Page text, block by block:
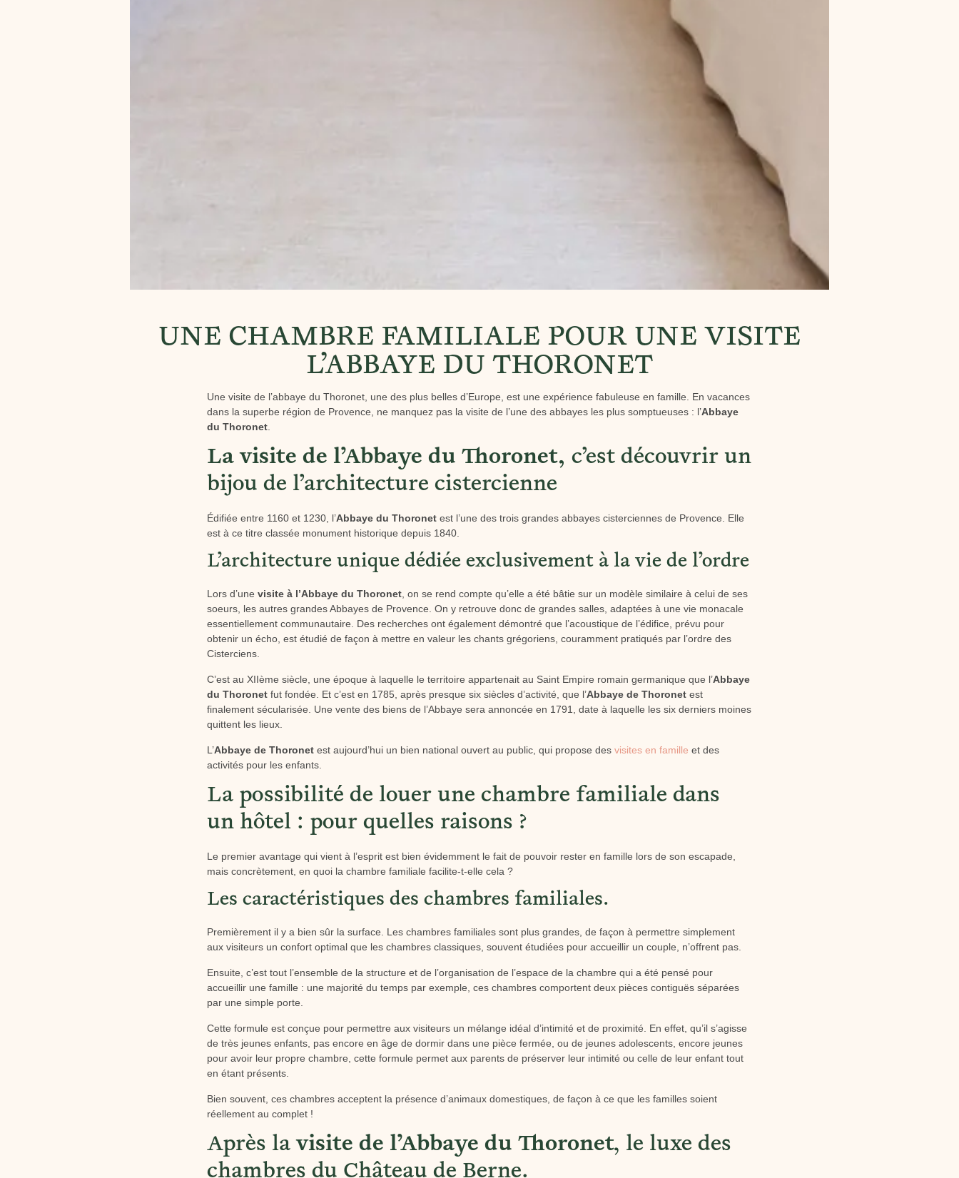
UNE CHAMBRE FAMILIALE POUR UNE VISITE
L’ABBAYE DU THORONET
Une visite de l’abbaye du Thoronet, une des plus belles d’Europe, est une expérience fabuleuse en famille. En vacances
dans la superbe région de Provence, ne manquez pas la visite de l’une des abbayes les plus somptueuses : l’Abbaye
du Thoronet
La visite de l’Abbaye du Thoronet, c’est découvrir un
bijou de l’architecture cistercienne
Édifiée entre 1160 et 1230, l’Abbaye du Thoronet est l’une des trois grandes abbayes cisterciennes de Provence. Elle
est à ce titre classée monument historique depuis 1840.
L’architecture unique dédiée exclusivement à la vie de l’ordre
Lors d’une visite à l’Abbaye du Thoronet , on se rend compte qu’elle a été bâtie sur un modèle similaire à celui de ses
soeurs, les autres grandes Abbayes de Provence. On y retrouve donc de grandes salles, adaptées à une vie monacale
essentiellement communautaire. Des recherches ont également démontré que l’acoustique de l’édifice, prévu pour
obtenir un écho, est étudié de façon à mettre en valeur les chants grégoriens, couramment pratiqués par l’ordre des
Cisterciens.
C’est au XIIème siècle, une époque à laquelle le territoire appartenait au Saint Empire romain germanique que l’Abbaye
du Thoronet fut fondée. Et c’est en 1785, après presque six siècles d’activité, que l’Abbaye de Thoronet est
finalement sécularisée. Une vente des biens de l’Abbaye sera annoncée en 1791, date à laquelle les six derniers moines
quittent les lieux.
L’Abbaye de Thoronet est aujourd’hui un bien national ouvert au public, qui propose des visites en famille et des
activités pour les enfants.
La possibilité de louer une chambre familiale dans
un hôtel : pour quelles raisons ?
Le premier avantage qui vient à l’esprit est bien évidemment le fait de pouvoir rester en famille lors de son escapade,
mais concrètement, en quoi la chambre familiale facilite-t-elle cela ?
Les caractéristiques des chambres familiales.
Premièrement il y a bien sûr la surface. Les chambres familiales sont plus grandes, de façon à permettre simplement
aux visiteurs un confort optimal que les chambres classiques, souvent étudiées pour accueillir un couple, n’offrent pas.
Ensuite, c’est tout l’ensemble de la structure et de l’organisation de l’espace de la chambre qui a été pensé pour
accueillir une famille : une majorité du temps par exemple, ces chambres comportent deux pièces contiguës séparées
par une simple porte.
Cette formule est conçue pour permettre aux visiteurs un mélange idéal d’intimité et de proximité. En effet, qu’il s’agisse
de très jeunes enfants, pas encore en âge de dormir dans une pièce fermée, ou de jeunes adolescents, encore jeunes
pour avoir leur propre chambre, cette formule permet aux parents de préserver leur intimité ou celle de leur enfant tout
en étant présents.
Bien souvent, ces chambres acceptent la présence d’animaux domestiques, de façon à ce que les familles soient
réellement au complet !
Après lavisite de l’Abbaye du Thoronet, le luxe des
chambres du Château de Berne.